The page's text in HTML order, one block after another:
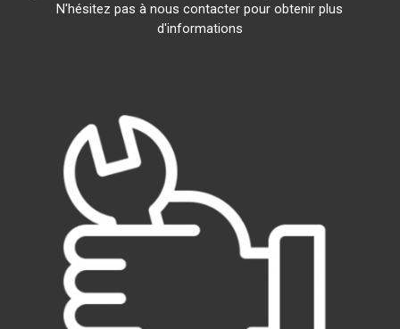
N'hésitez pas à nous contacter pour obtenir plus
d'informations